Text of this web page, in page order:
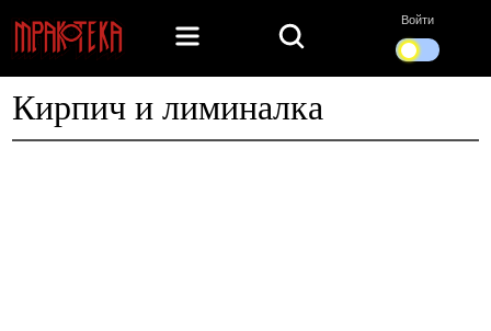
Войти
Кирпич и лиминалка